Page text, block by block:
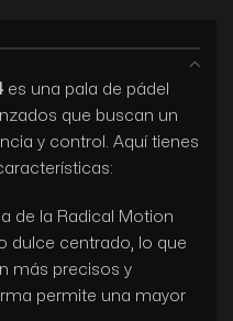
es una pala de pádel
que buscan un
y control. Aquí tienes
de la Radical Motion
dulce centrado, lo que
más precisos y
permite una mayor